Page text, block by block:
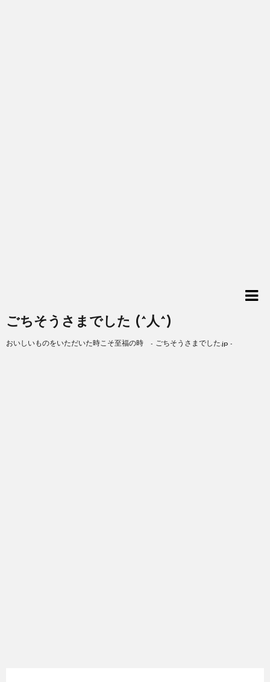
ごちそうさまでした (^人^)
おいしいものをいただいた時こそ至福の時 - ごちそうさまでした.jp -